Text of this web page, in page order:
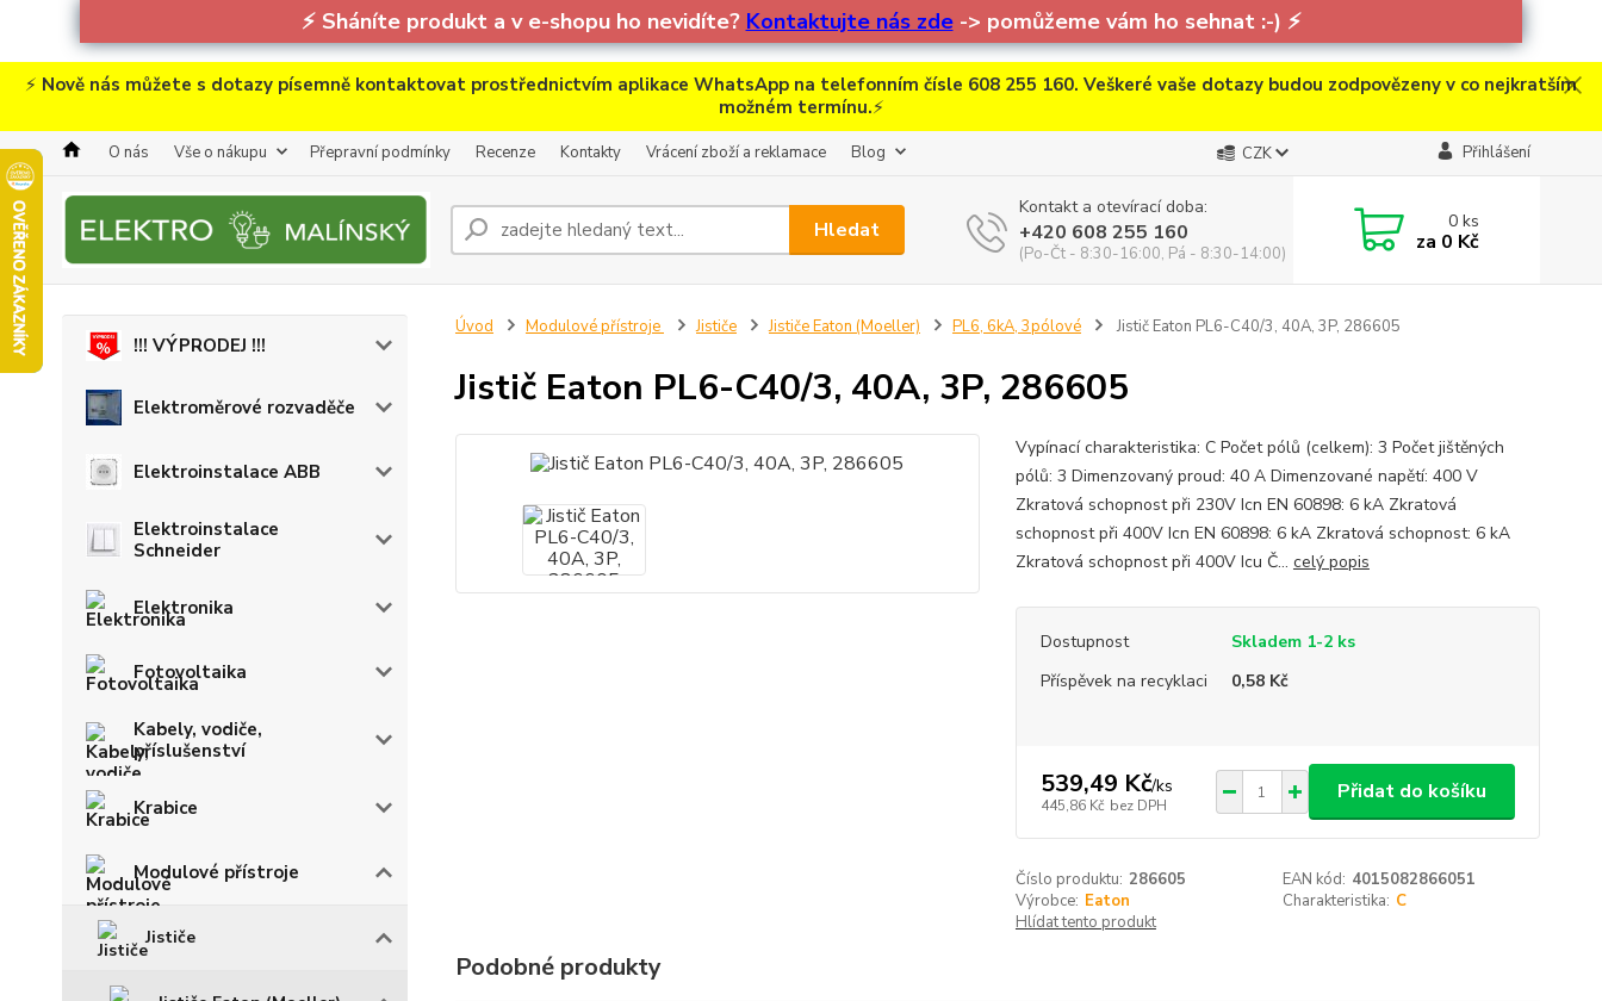
⚡ Sháníte produkt a v e-shopu ho nevidíte? Kontaktujte nás zde-> pomůžeme vám ho sehnat :-) ⚡
⚡ Nově nás můžete s dotazy písemně kontaktovat prostřednictvím aplikace WhatsApp na telefonním čísle 608 255 160. Veškeré vaše dotazy budou zodpovězeny v co nejkratším
možném termínu.⚡
O nás Vše o nákupu Přepravní podmínky Recenze Kontakty Vrácení zboží a reklamace Blog CZK Přihlášení
Hledat
Kontakt a otevírací doba:
+420 608 255 160
(Po-Čt - 8:30-16:00, Pá - 8:30-14:00)
0ks
za 0 Kč
!!! VÝPRODEJ !!!
Elektroměrové rozvaděče
Elektroinstalace ABB
Elektroinstalace
Schneider
Elektronika
Fotovoltaika
Kabely, vodiče,
příslušenství
Krabice
Modulové přístroje
Jističe
Úvod Modulové přístroje Jističe Jističe Eaton (Moeller) PL6, 6kA, 3pólové Jistič Eaton PL6-C40/3, 40A, 3P, 286605
Jistič Eaton PL6-C40/3, 40A, 3P, 286605
Vypínací charakteristika: C Počet pólů (celkem): 3 Počet jištěných
pólů: 3 Dimenzovaný proud: 40 A Dimenzované napětí: 400 V
Zkratová schopnost při 230V Icn EN 60898: 6 kA Zkratová
schopnost při 400V Icn EN 60898: 6 kA Zkratová schopnost: 6 kA
Zkratová schopnost při 400V Icu Č... celý popis
Dostupnost
Skladem 1-2 ks
Příspěvek na recyklaci
0,58 Kč
539,49 Kč/ks
445,86 Kč bez DPH
Přidat do košíku
Číslo produktu: 286605 EAN kód: 4015082866051
Výrobce: Eaton Charakteristika: C
Hlídat tento produkt
Podobné produkty